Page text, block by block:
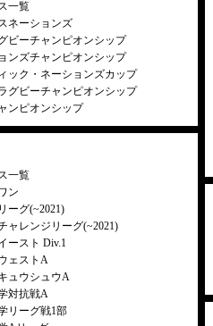
一覧
ネーションズ
ビーチャンピオンシップ
ンズチャンピオンシップ
ック・ネーションズカップ
グビーチャンピオンシップ
ンピオンシップ
一覧
ン
ーグ(~2021)
ャレンジリーグ(~2021)
ースト Div.1
ェストA
ュウシュウA
対抗戦A
リーグ戦1部